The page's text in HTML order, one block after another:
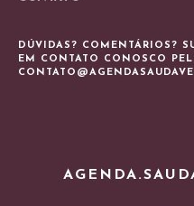
DÚVIDAS? COMENTÁRIOS?
EM CONTATO CONOSCO